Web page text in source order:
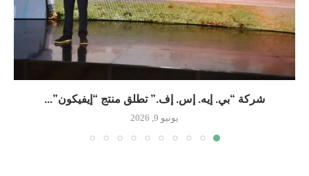
شركة “بي. إيه. إس. إف.” تطلق منتج “إيفيكون”...
يونيو 9, 2026